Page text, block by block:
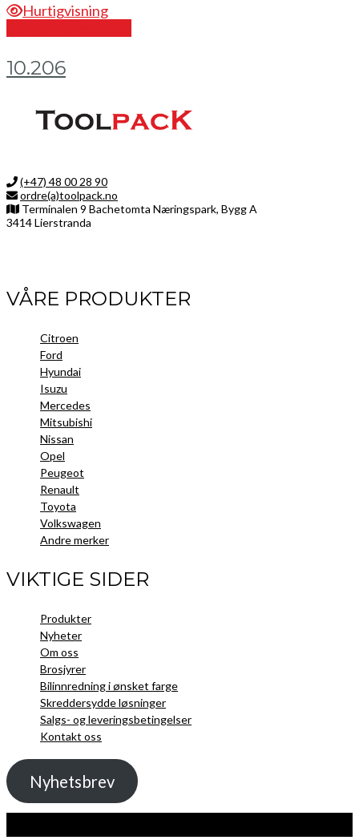
Hurtigvisning
10.206
(+47) 48 00 28 90
ordre(a)toolpack.no
Terminalen 9 Bachetomta Næringspark, Bygg A
3414 Lierstranda
VÅRE PRODUKTER
Citroen
Ford
Hyundai
Isuzu
Mercedes
Mitsubishi
Nissan
Opel
Peugeot
Renault
Toyota
Volkswagen
Andre merker
VIKTIGE SIDER
Produkter
Nyheter
Om oss
Brosjyrer
Bilinnredning i ønsket farge
Skreddersydde løsninger
Salgs- og leveringsbetingelser
Kontakt oss
Nyhetsbrev